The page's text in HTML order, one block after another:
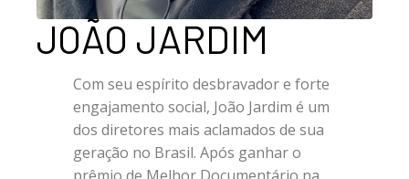
JOÃO JARDIM
Com seu espírito desbravador e forte
engajamento social, João Jardim é um
dos diretores mais aclamados de sua
geração no Brasil. Após ganhar o